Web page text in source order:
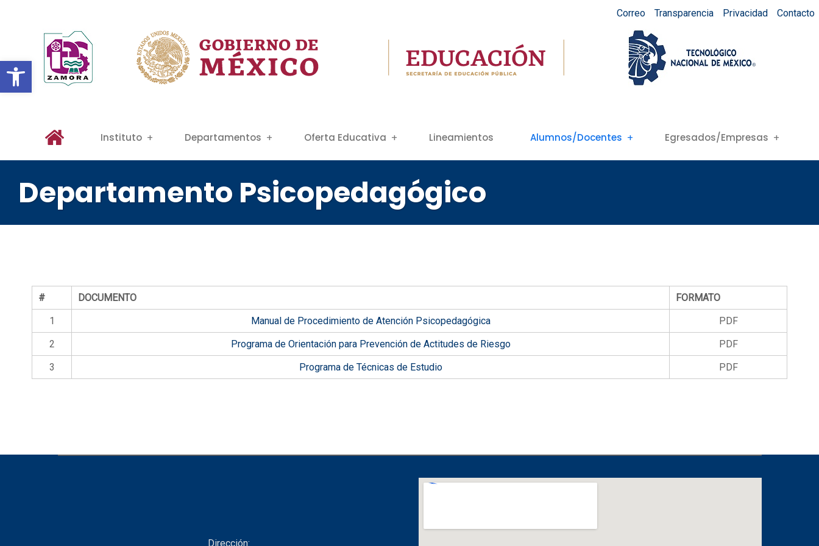
Abrir barra de herramientas
Correo Transparencia Privacidad Contacto
Instituto Departamentos Oferta Educativa Lineamientos Alumnos/Docentes Egresados/Empresas
Departamento Psicopedagógico
# DOCUMENTO
FORMATO
1
Manual de Procedimiento de Atención Psicopedagógica
PDF
2
Programa de Orientación para Prevención de Actitudes de Riesgo
PDF
3
Programa de Técnicas de Estudio PDF
Dirección: